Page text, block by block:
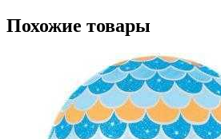
Похожие товары